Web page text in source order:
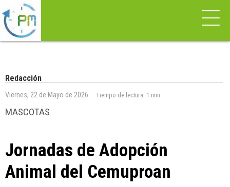
Redacción
Viernes, 22 de Mayo de 2026 Tiempo de lectura: 1 min
MASCOTAS
Jornadas de Adopción
Animal del Cemuproan